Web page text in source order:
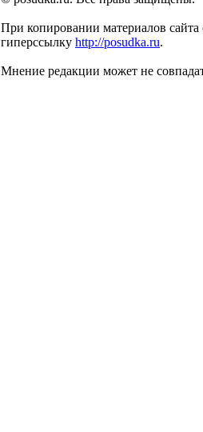
При копировании материалов сайта
гиперссылку http://posudka.ru.
Мнение редакции может не